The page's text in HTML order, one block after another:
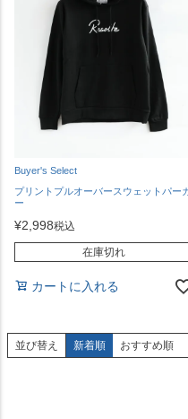
Buyer's Select
プリントプルオーバースウェットパー
ー
¥2,998税込
在庫切れ
カートに入れる
並び替え 新着順 おすすめ順